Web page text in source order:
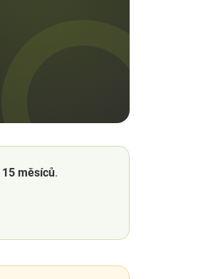
15 měsíců.